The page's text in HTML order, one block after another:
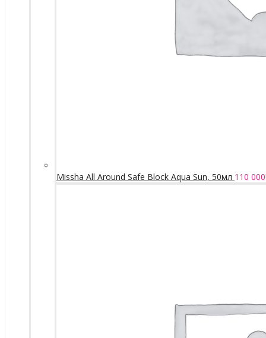
Missha All Around Safe Block Aqua Sun, 50мл 110 000